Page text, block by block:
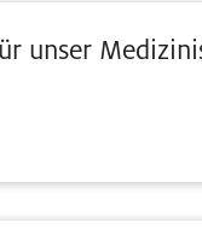
unser